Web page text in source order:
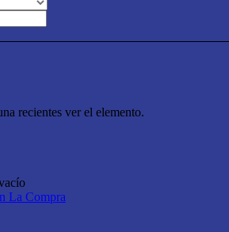
recientes ver el elemento.
La Compra